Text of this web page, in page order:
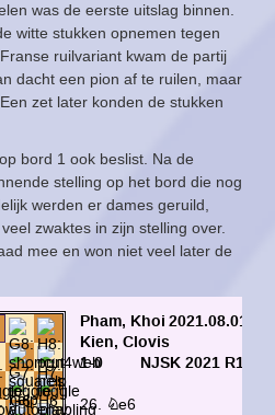
was de eerste uitslag binnen.
witte stukken opnemen tegen
ruilvariant kwam de partij
dacht een pion af te ruilen, maar
zet later konden de stukken
bord 1 ook beslist. Na de
stelling op het bord die nog
werden er dames geruild,
zwaktes in zijn stelling over.
mee en won niet veel later de